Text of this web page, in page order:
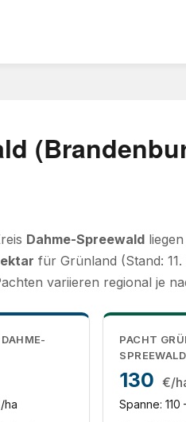
Dahme-Spreewald
für Grünland (Stand:
variieren regional je
ha
PACHT
SPREEWALD
130 €/
Spanne: 110